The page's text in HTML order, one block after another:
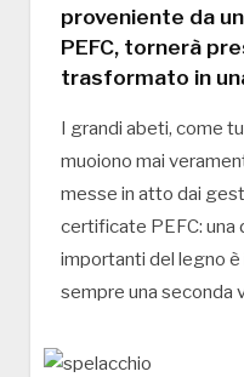
proveniente da
PEFC, tornerà
trasformato in
I grandi abeti, come
muoiono mai
messe in atto dai
certificate PEFC: una
importanti del legno
sempre una seconda